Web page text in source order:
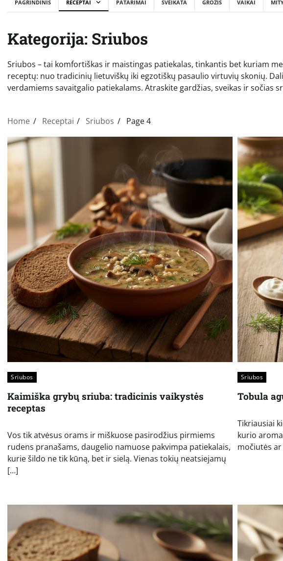
PAGRINDINIS RECEPTAI PATARIMAI SVEIKATA GROŽIS VAIKAI
Kategorija: Sriubos
Sriubos – tai komfortiškas ir maistingas patiekalas, tinkantis bet kuriam
receptų: nuo tradicinių lietuviškų iki egzotiškų pasaulio virtuvių skonių.
verdamiems savaitgalio patiekalams. Atraskite gardžias, sveikas ir sočias
Home Receptai Sriubos Page 4
Sriubos
Kaimiška grybų sriuba: tradicinis vaikystės
receptas
Vos tik atvėsus orams ir miškuose pasirodžius pirmiems
rudens pranašams, daugelio namuose pakvimpa patiekalais,
kurie šildo ne tik kūną, bet ir sielą. Vienas tokių neatsiejamų
[…]
Sriubos
Tobula
Tikriausiai
kurio
močiutės